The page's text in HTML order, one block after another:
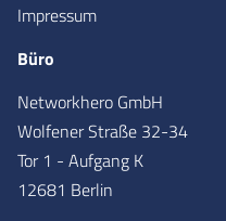
Impressum
Büro
Networkhero GmbH
Wolfener Straße 32-34
Tor 1 - Aufgang K
12681 Berlin